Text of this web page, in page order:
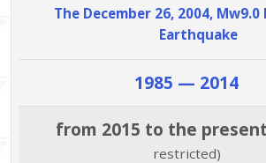
The December 26, 2004,
Earthquake
1985 — 2014
from 2015 to the present
restricted)